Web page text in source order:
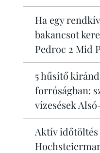
Ha egy
bakancsot
Pedroc 2 Mid
5 hűsítő
forróságban:
vízesések
Aktív időtöltés